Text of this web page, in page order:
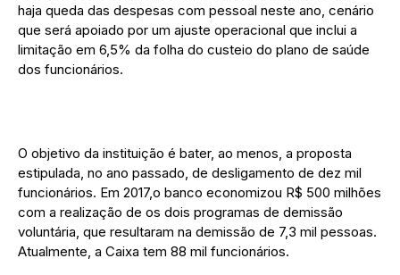
haja queda das despesas com pessoal neste ano, cenário
que será apoiado por um ajuste operacional que inclui a
limitação em 6,5% da folha do custeio do plano de saúde
dos funcionários.
O objetivo da instituição é bater, ao menos, a proposta
estipulada, no ano passado, de desligamento de dez mil
funcionários. Em 2017,o banco economizou R$ 500 milhões
com a realização de os dois programas de demissão
voluntária, que resultaram na demissão de 7,3 mil pessoas.
Atualmente, a Caixa tem 88 mil funcionários.